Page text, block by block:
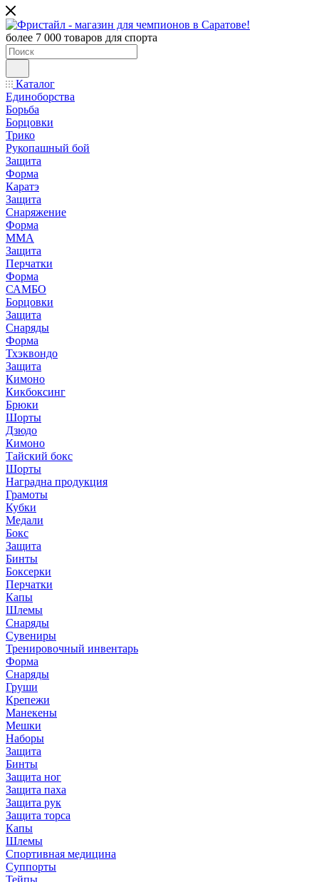
более 7 000 товаров для спорта
Каталог
Единоборства
Борьба
Борцовки
Трико
Рукопашный бой
Защита
Форма
Каратэ
Защита
Снаряжение
Форма
ММА
Защита
Перчатки
Форма
САМБО
Борцовки
Защита
Снаряды
Форма
Тхэквондо
Защита
Кимоно
Кикбоксинг
Брюки
Шорты
Дзюдо
Кимоно
Тайский бокс
Шорты
Наградна продукция
Грамоты
Кубки
Медали
Бокс
Защита
Бинты
Боксерки
Перчатки
Капы
Шлемы
Снаряды
Сувениры
Тренировочный инвентарь
Форма
Снаряды
Груши
Крепежи
Манекены
Мешки
Наборы
Защита
Бинты
Защита ног
Защита паха
Защита рук
Защита торса
Капы
Шлемы
Спортивная медицина
Суппорты
Тейпы